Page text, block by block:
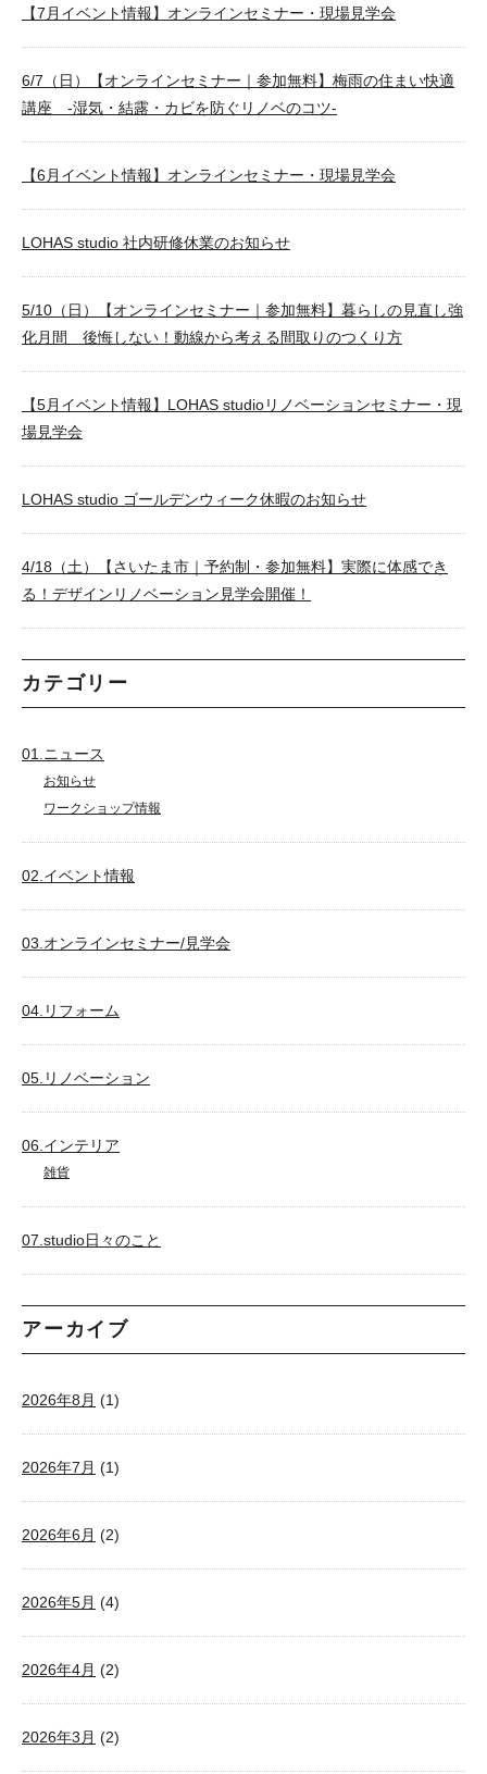
【7月イベント情報】オンラインセミナー・現場見学会
6/7（日）【オンラインセミナー｜参加無料】梅雨の住まい快適
講座 -湿気・結露・カビを防ぐリノベのコツ-
【6月イベント情報】オンラインセミナー・現場見学会
LOHAS studio 社内研修休業のお知らせ
5/10（日）【オンラインセミナー｜参加無料】暮らしの見直し強
化月間 後悔しない！動線から考える間取りのつくり方
【5月イベント情報】LOHAS studioリノベーションセミナー・現
場見学会
LOHAS studio ゴールデンウィーク休暇のお知らせ
4/18（土）【さいたま市｜予約制・参加無料】実際に体感でき
る！デザインリノベーション見学会開催！
カテゴリー
01.ニュース
お知らせ
ワークショップ情報
02.イベント情報
03.オンラインセミナー/見学会
04.リフォーム
05.リノベーション
06.インテリア
雑貨
07.studio日々のこと
アーカイブ
2026年8月 (1)
2026年7月 (1)
2026年6月 (2)
2026年5月 (4)
2026年4月 (2)
2026年3月 (2)